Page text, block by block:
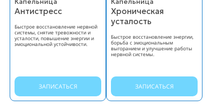
Антистресс
Быстрое восстановление нервной
системы, снятие тревожности и
усталости, повышение энергии и
эмоциональной устойчивости.
ЗАПИСАТЬСЯ
Хроническая
усталость
Быстрое восстановление энергии,
борьба с эмоциональным
выгоранием и улучшение работы
нервной системы.
ЗАПИСАТЬСЯ